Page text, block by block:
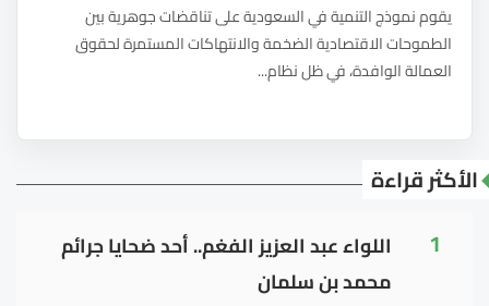
يقوم نموذج التنمية في السعودية على تناقضات جوهرية بين
الطموحات الاقتصادية الضخمة والانتهاكات المستمرة لحقوق
العمالة الوافدة، في ظل نظام...
الأكثر قراءة
1
اللواء عبد العزيز الفغم.. أحد ضحايا جرائم
محمد بن سلمان